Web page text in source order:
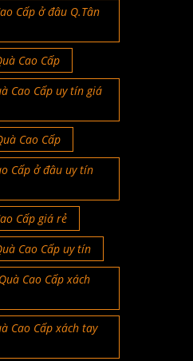
Cấp ở đâu Q.Tân
Cao Cấp
Cao Cấp uy tín giá
Cao Cấp
Cấp ở đâu uy tín
Cấp giá rẻ
Cao Cấp uy tín
Cao Cấp xách
Cao Cấp xách tay